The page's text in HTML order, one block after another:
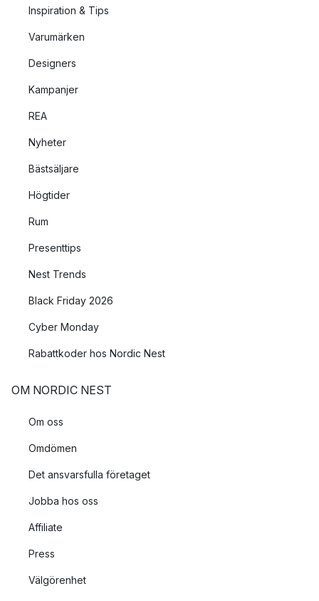
Inspiration & Tips
Varumärken
Designers
Kampanjer
REA
Nyheter
Bästsäljare
Högtider
Rum
Presenttips
Nest Trends
Black Friday 2026
Cyber Monday
Rabattkoder hos Nordic Nest
OM NORDIC NEST
Om oss
Omdömen
Det ansvarsfulla företaget
Jobba hos oss
Affiliate
Press
Välgörenhet